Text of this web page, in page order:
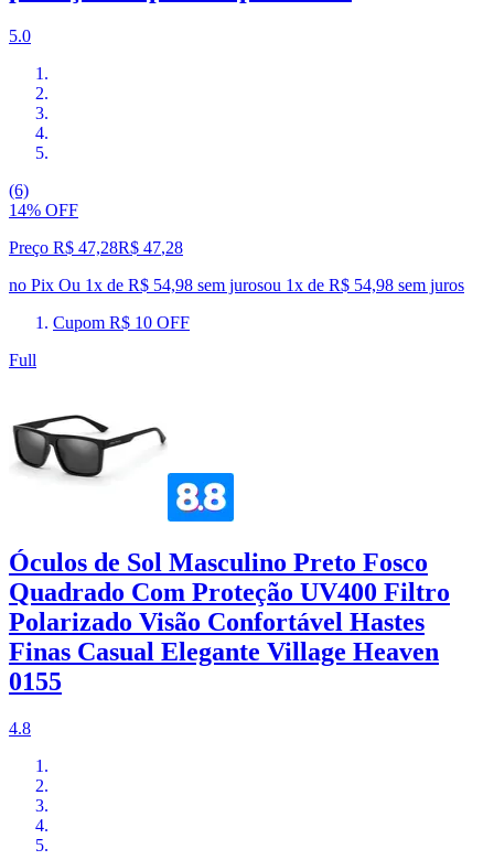
5.0
(6)
14% OFF
Preço R$ 47,28R$ 47,28
no Pix Ou 1x de R$ 54,98 sem jurosou 1x de R$ 54,98 sem juros
Cupom R$ 10 OFF
Full
Óculos de Sol Masculino Preto Fosco
Quadrado Com Proteção UV400 Filtro
Polarizado Visão Confortável Hastes
Finas Casual Elegante Village Heaven
0155
4.8